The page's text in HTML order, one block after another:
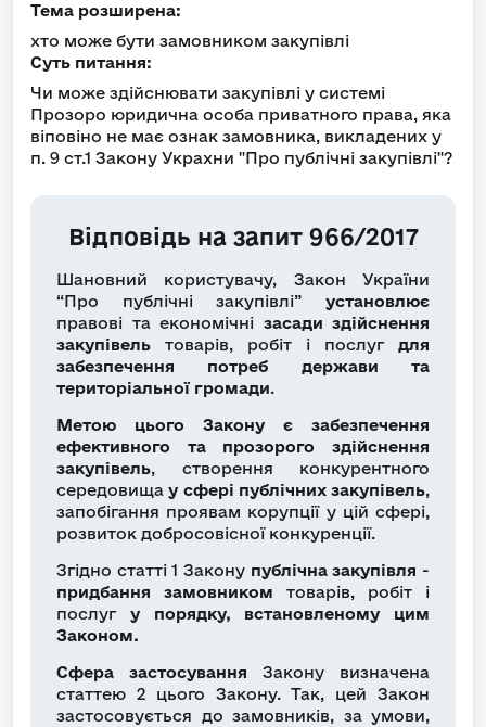
Тема розширена:
хто може бути замовником закупівлі
Суть питання:
Чи може здійснювати закупівлі у системі
Прозоро юридична особа приватного права, яка
віповіно не має ознак замовника, викладених у
п. 9 ст.1 Закону Украхни "Про публічні закупівлі"?
Відповідь на запит 966/2017
Шановний користувачу, Закон України
“Про публічні закупівлі” установлює
правові та економічні засади здійснення
закупівель товарів, робіт і послуг для
забезпечення потреб держави
та
територіальної громади.
Метою цього Закону
є забезпечення
ефективного та прозорого здійснення
закупівель, створення конкурентного
середовищау сфері публічних закупівель,
запобігання проявам корупції у цій сфері,
розвиток добросовісної конкуренції.
Згідно статті 1 Закону публічна закупівля -
придбання замовником товарів, робіт і
послуг у порядку, встановленому цим
Законом.
Сфера застосування Закону визначена
статтею 2 цього Закону. Так, цей Закон
застосовується до замовників, за умови,